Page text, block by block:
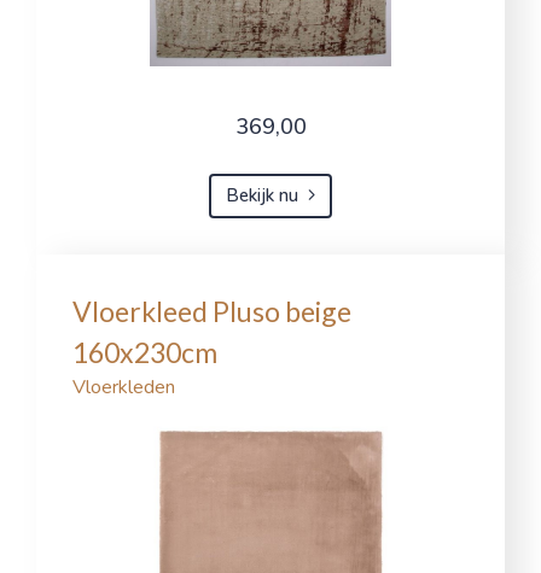
369,00
Bekijk nu
Vloerkleed Pluso beige
160x230cm
Vloerkleden